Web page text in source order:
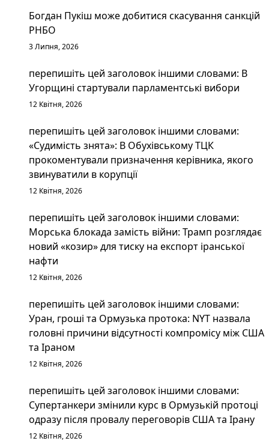
Богдан Пукіш може добитися скасування санкцій
РНБО
3 Липня, 2026
перепишіть цей заголовок іншими словами: В
Угорщині стартували парламентські вибори
12 Квітня, 2026
перепишіть цей заголовок іншими словами:
«Судимість знята»: В Обухівському ТЦК
прокоментували призначення керівника, якого
звинуватили в корупції
12 Квітня, 2026
перепишіть цей заголовок іншими словами:
Морська блокада замість війни: Трамп розглядає
новий «козир» для тиску на експорт іранської
нафти
12 Квітня, 2026
перепишіть цей заголовок іншими словами:
Уран, гроші та Ормузька протока: NYT назвала
головні причини відсутності компромісу між США
та Іраном
12 Квітня, 2026
перепишіть цей заголовок іншими словами:
Супертанкери змінили курс в Ормузькій протоці
одразу після провалу переговорів США та Ірану
12 Квітня, 2026